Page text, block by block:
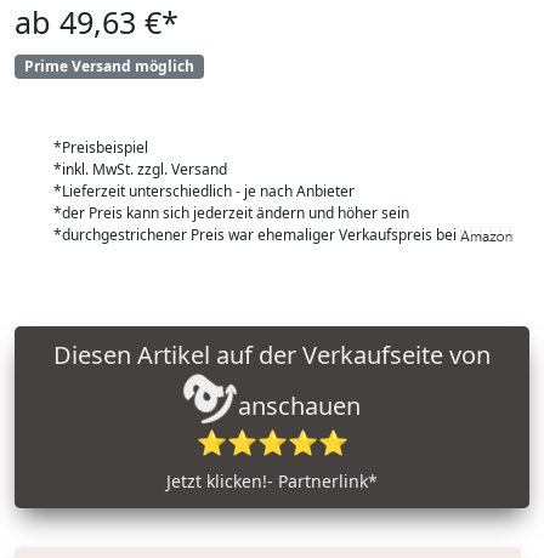
ab 49,63 €*
Prime Versand möglich
*Preisbeispiel
*inkl. MwSt. zzgl. Versand
*Lieferzeit unterschiedlich - je nach Anbieter
*der Preis kann sich jederzeit ändern und höher sein
*durchgestrichener Preis war ehemaliger Verkaufspreis bei
anschauen
⭐⭐⭐⭐⭐
Jetzt klicken!- Partnerlink*